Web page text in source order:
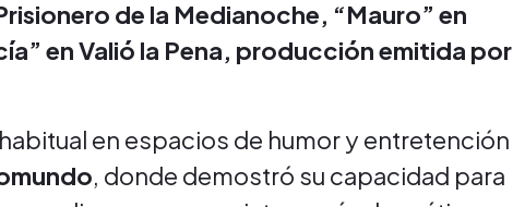
de la Medianoche, “Mauro” en
en Valió la Pena, producción emitida por
en espacios de humor y entretención
, donde demostró su capacidad para